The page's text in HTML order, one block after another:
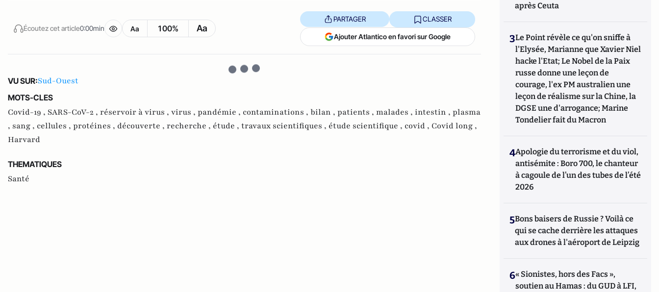
Écoutez cet article0:00min Aa 100% Aa
PARTAGER CLASSER
Ajouter Atlantico en favori sur Google
VU SUR:Sud-Ouest
MOTS-CLES
Covid-19 , SARS-CoV-2 , réservoir à virus , virus , pandémie , contaminations , bilan , patients , malades , intestin , plasma
, sang , cellules , protéines , découverte , recherche , étude , travaux scientifiques , étude scientifique , covid , Covid long ,
Harvard
THEMATIQUES
Santé
après Ceuta
3Le Point révèle ce qu'on sniffe à
l'Elysée, Marianne que Xavier Niel
hacke l'Etat; Le Nobel de la Paix
russe donne une leçon de
courage, l'ex PM australien une
leçon de réalisme sur la Chine, la
DGSE une d'arrogance; Marine
Tondelier fait du Macron
4Apologie du terrorisme et du viol,
antisémite : Boro 700, le chanteur
à cagoule de l’un des tubes de l’été
2026
5Bons baisers de Russie ? Voilà ce
qui se cache derrière les attaques
aux drones à l'aéroport de Leipzig
6« Sionistes, hors des Facs »,
soutien au Hamas : du GUD à LFI,